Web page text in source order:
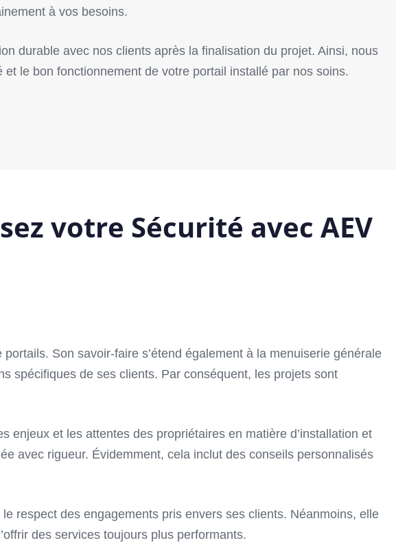
à vos besoins.
durable avec nos clients après la finalisation du projet. Ainsi, nous
le bon fonctionnement de votre portail installé par nos soins.
votre Sécurité avec AEV
Son savoir-faire s’étend également à la menuiserie générale
spécifiques de ses clients. Par conséquent, les projets sont
enjeux et les attentes des propriétaires en matière d’installation et
avec rigueur. Évidemment, cela inclut des conseils personnalisés
respect des engagements pris envers ses clients. Néanmoins, elle
des services toujours plus performants.